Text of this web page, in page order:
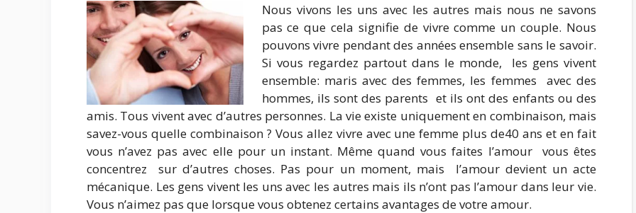
Nous vivons les uns avec les autres mais nous ne savons
pas ce que cela signifie de vivre comme un couple. Nous
pouvons vivre pendant des années ensemble sans le savoir.
Si vous regardez partout dans le monde, les gens vivent
ensemble: maris avec des femmes, les femmes avec des
hommes, ils sont des parents et ils ont des enfants ou des
amis. Tous vivent avec d’autres personnes. La vie existe uniquement en combinaison, mais
savez-vous quelle combinaison ? Vous allez vivre avec une femme plus de40 ans et en fait
vous n’avez pas avec elle pour un instant. Même quand vous faites l’amour vous êtes
concentrez sur d’autres choses. Pas pour un moment, mais l’amour devient un acte
mécanique. Les gens vivent les uns avec les autres mais ils n’ont pas l’amour dans leur vie.
Vous n’aimez pas que lorsque vous obtenez certains avantages de votre amour.